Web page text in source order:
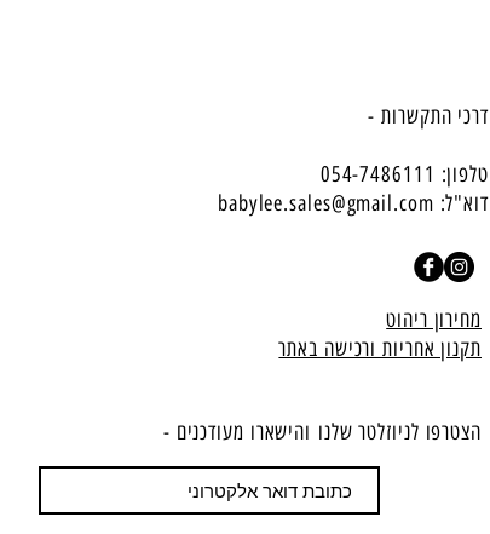
דרכי התקשרות -
טלפון: 054-7486111
דוא"ל: babylee.sales@gmail.com
מחירון ריהוט
תקנון אחריות ורכישה באתר
הצטרפו לניוזלטר שלנו ​והישארו מעודכנים -